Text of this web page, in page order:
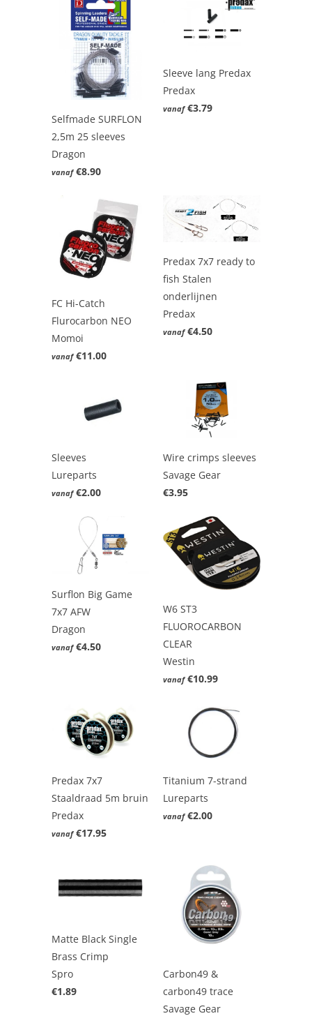
Selfmade SURFLON
2,5m 25 sleeves
Dragon
vanaf €8.90
Sleeve lang Predax
Predax
vanaf €3.79
FC Hi-Catch
Flurocarbon NEO
Momoi
vanaf €11.00
Predax 7x7 ready to
fish Stalen
onderlijnen
Predax
vanaf €4.50
Sleeves
Lureparts
vanaf €2.00
Wire crimps sleeves
Savage Gear
€3.95
Surflon Big Game
7x7 AFW
Dragon
vanaf €4.50
W6 ST3
FLUOROCARBON
CLEAR
Westin
vanaf €10.99
Predax 7x7
Staaldraad 5m bruin
Predax
vanaf €17.95
Titanium 7-strand
Lureparts
vanaf €2.00
Matte Black Single
Brass Crimp
Spro
€1.89
Carbon49 &
carbon49 trace
Savage Gear